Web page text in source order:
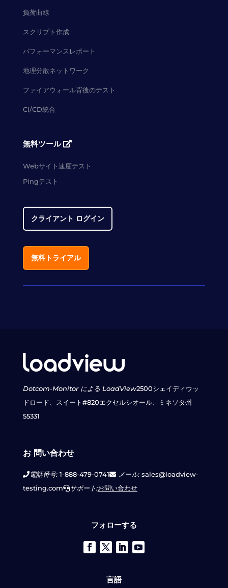
負荷曲線
スクリプト作成
パフォーマンスレポート
地理分散ネットワーク
ファイアウォール背後のテスト
CI/CD統合
無料ツール
Webサイト速度テスト
Pingテスト
クライアント ログイン
無料トライアル
Dotcom-Monitor による LoadView2500シェイディウッ
ドロード、スイート#820エクセルシオール、ミネソタ州
55331
お 問い合わせ
電話番号:1-888-479-0741 メール:sales@loadview-
testing.com
サポート:お問い合わせ
フォローする
言語